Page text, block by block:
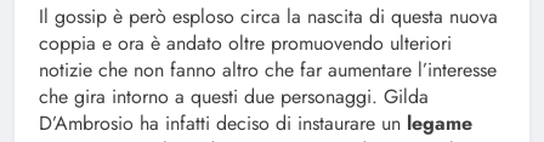
Il gossip è però esploso circa la nascita di questa nuova
coppia e ora è andato oltre promuovendo ulteriori
notizie che non fanno altro che far aumentare l’interesse
che gira intorno a questi due personaggi. Gilda
D’Ambrosio ha infatti deciso di instaurare un legame